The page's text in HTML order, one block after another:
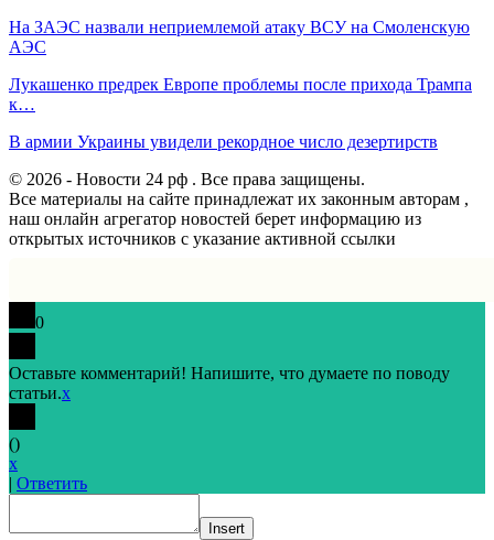
На ЗАЭС назвали неприемлемой атаку ВСУ на Смоленскую
АЭС
Лукашенко предрек Европе проблемы после прихода Трампа
к…
В армии Украины увидели рекордное число дезертирств
© 2026 - Новости 24 рф . Все права защищены.
Все материалы на сайте принадлежат их законным авторам ,
наш онлайн агрегатор новостей берет информацию из
открытых источников с указание активной ссылки
0
Оставьте комментарий! Напишите, что думаете по поводу
статьи.x
()
x
| Ответить
Insert